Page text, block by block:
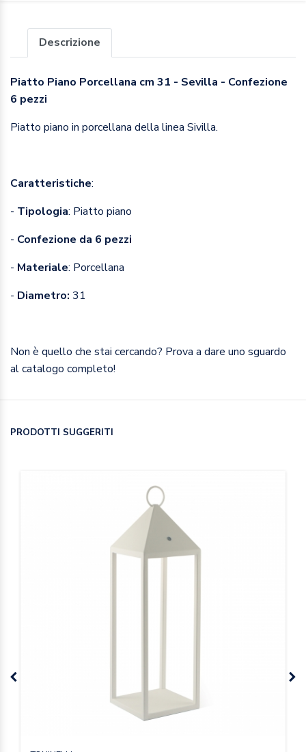
Descrizione
Piatto Piano Porcellana cm 31 - Sevilla - Confezione
6 pezzi
Piatto piano in porcellana della linea Sivilla.
Caratteristiche:
- Tipologia: Piatto piano
- Confezione da 6 pezzi
- Materiale: Porcellana
- Diametro: 31
Non è quello che stai cercando? Prova a dare uno sguardo
al catalogo completo!
PRODOTTI SUGGERITI